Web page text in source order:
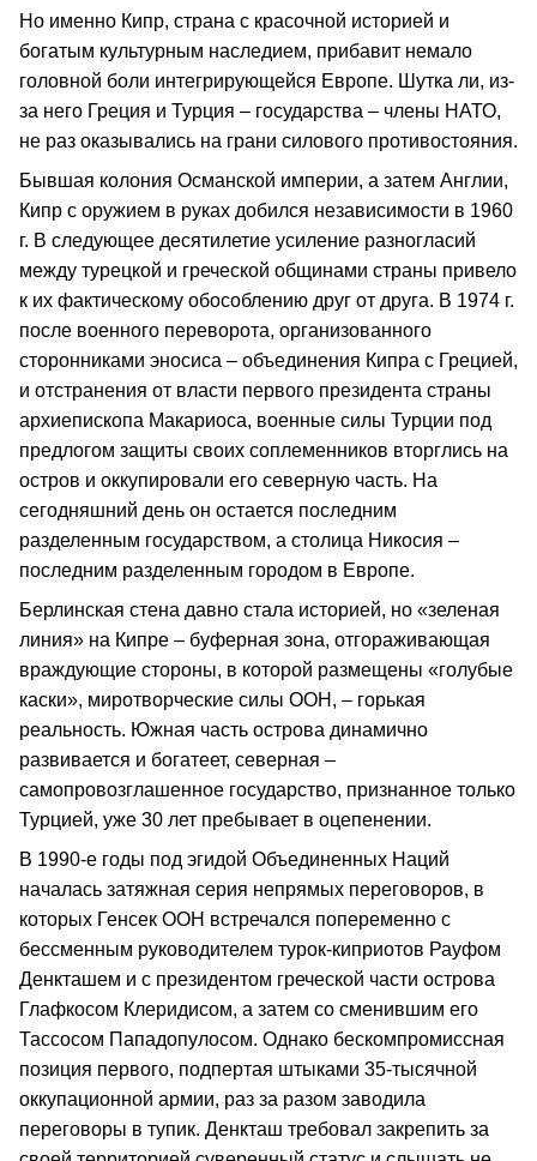
Но именно Кипр, страна с красочной историей и
богатым культурным наследием, прибавит немало
головной боли интегрирующейся Европе. Шутка ли, из-
за него Греция и Турция – государства – члены НАТО,
не раз оказывались на грани силового противостояния.
Бывшая колония Османской империи, а затем Англии,
Кипр с оружием в руках добился независимости в 1960
г. В следующее десятилетие усиление разногласий
между турецкой и греческой общинами страны привело
к их фактическому обособлению друг от друга. В 1974 г.
после военного переворота, организованного
сторонниками эносиса – объединения Кипра с Грецией,
и отстранения от власти первого президента страны
архиепископа Макариоса, военные силы Турции под
предлогом защиты своих соплеменников вторглись на
остров и оккупировали его северную часть. На
сегодняшний день он остается последним
разделенным государством, а столица Никосия –
последним разделенным городом в Европе.
Берлинская стена давно стала историей, но «зеленая
линия» на Кипре – буферная зона, отгораживающая
враждующие стороны, в которой размещены «голубые
каски», миротворческие силы ООН, – горькая
реальность. Южная часть острова динамично
развивается и богатеет, северная –
самопровозглашенное государство, признанное только
Турцией, уже 30 лет пребывает в оцепенении.
В 1990-е годы под эгидой Объединенных Наций
началась затяжная серия непрямых переговоров, в
которых Генсек ООН встречался попеременно с
бессменным руководителем турок-киприотов Рауфом
Денкташем и с президентом греческой части острова
Глафкосом Клеридисом, а затем со сменившим его
Тассосом Пападопулосом. Однако бескомпромиссная
позиция первого, подпертая штыками 35-тысячной
оккупационной армии, раз за разом заводила
переговоры в тупик. Денкташ требовал закрепить за